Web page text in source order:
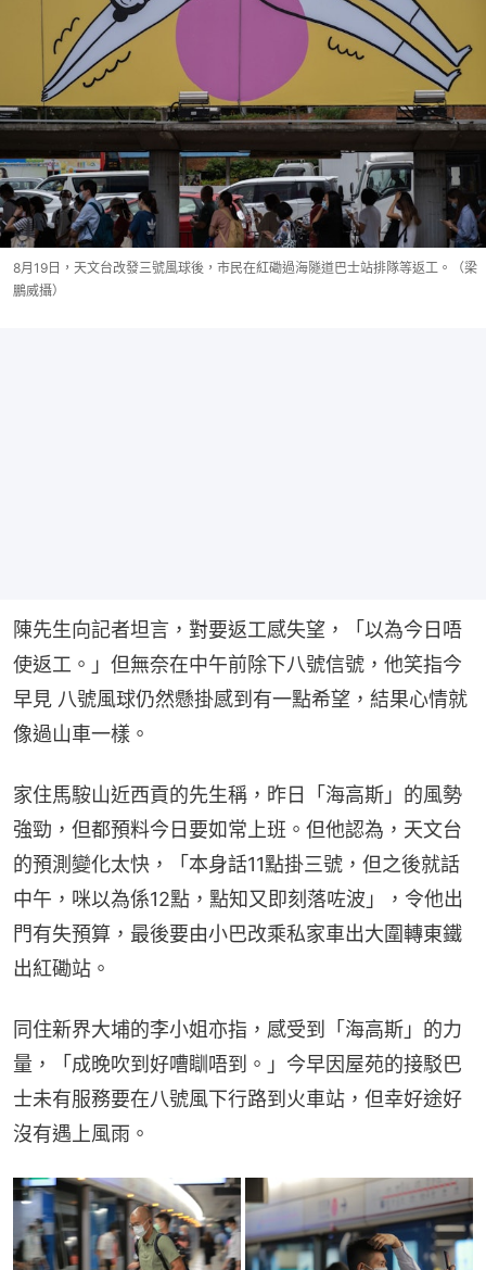
8月19日，天文台改發三號風球後，市民在紅磡過海隧道巴士站排隊等返工。（梁
鵬威攝）
陳先生向記者坦言，對要返工感失望，「以為今日唔
使返工。」但無奈在中午前除下八號信號，他笑指今
早見 八號風球仍然懸掛感到有一點希望，結果心情就
像過山車一樣。
家住馬𩣑山近西貢的先生稱，昨日「海高斯」的風勢
強勁，但都預料今日要如常上班。但他認為，天文台
的預測變化太快，「本身話11點掛三號，但之後就話
中午，咪以為係12點，點知又即刻落咗波」，令他出
門有失預算，最後要由小巴改乘私家車出大圍轉東鐵
出紅磡站。
同住新界大埔的李小姐亦指，感受到「海高斯」的力
量，「成晚吹到好嘈瞓唔到。」今早因屋苑的接駁巴
士未有服務要在八號風下行路到火車站，但幸好途好
沒有遇上風雨。